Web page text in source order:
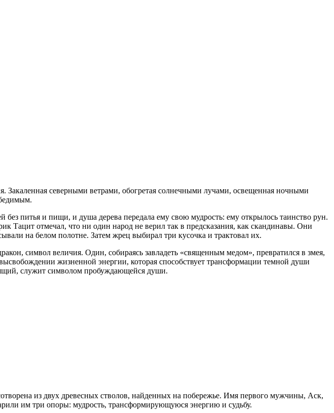
Закаленная северными ветрами, обогретая солнечными лучами, освещенная ночными
питья и пищи, и душа дерева передала ему свою мудрость: ему открылось таинство рун.
Тацит отмечал, что ни один народ не верил так в предсказания, как скандинавы. Они
на белом полотне. Затем жрец выбирал три кусочка и трактовал их.
символ величия. Один, собираясь завладеть «священным медом», превратился в змея,
жизненной энергии, которая способствует трансформации темной души
служит символом пробуждающейся души.
из двух древесных стволов, найденных на побережье. Имя первого мужчины, Аск,
им три опоры: мудрость, трансформирующуюся энергию и судьбу.